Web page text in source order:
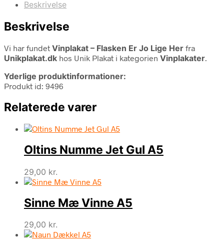
Beskrivelse
Beskrivelse
Vi har fundet Vinplakat – Flasken Er Jo Lige Her fra
Unikplakat.dk hos Unik Plakat i kategorien Vinplakater.
Yderlige produktinformationer:
Produkt id: 9496
Relaterede varer
Oltins Numme Jet Gul A5
29,00 kr.
Sinne Mæ Vinne A5
29,00 kr.